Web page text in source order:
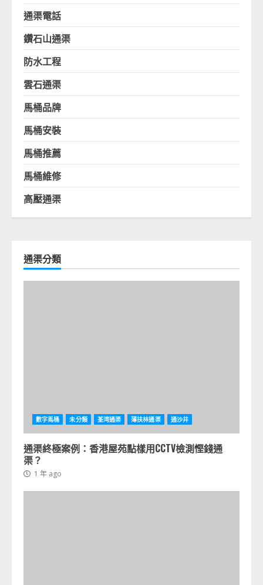
通渠電話
鑽石山通渠
防水工程
雲石通渠
馬桶品牌
馬桶安裝
馬桶推薦
馬桶維修
高壓通渠
通渠分類
數字馬桶 未分類 荃湾通渠 薄扶林通渠 通沙井
通渠終極案例：香港屋苑點樣用CCTV檢測慳錢通
渠？
1 年 ago